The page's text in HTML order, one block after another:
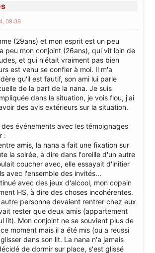
09:38
(29ans) et mon esprit est un peu
peu mon conjoint (26ans), qui vit loin de
et qui n'était vraiment pas bien
est venu se confier à moi. Il m'a
qu'il est fautif, son ami lui parle
de la part de la nana. Je suis
dans la situation, je vois flou, j'ai
des avis extérieurs sur la situation.
des événements avec les témoignages
:
amis, la nana a fait une fixation sur
la soirée, à dire dans l'oreille d'un autre
coucher avec, elle essayait d'initier
avec l'ensemble des invités...
avec des jeux d'alcool, mon copain
HS, à dire des choses incohérentes.
personne devaient rentrer chez eux
rester que deux amis (appartement
lit). Mon conjoint ne se souvient plus de
moment mais il a été mis (ou a reussi
dans son lit. La nana n'a jamais
de dormir sur place, s'est glissé